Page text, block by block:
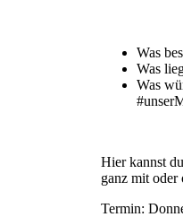
Was
Was
Was
Hier kannst
ganz mit oder
Termin: